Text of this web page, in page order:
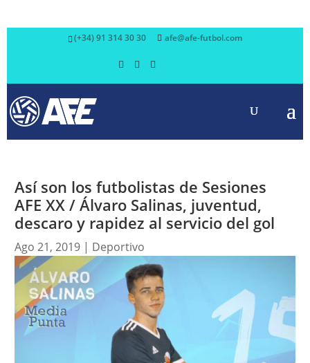
(+34) 91 314 30 30 afe@afe-futbol.com
Así son los futbolistas de Sesiones
AFE XX / Álvaro Salinas, juventud,
descaro y rapidez al servicio del gol
Ago 21, 2019| Deportivo